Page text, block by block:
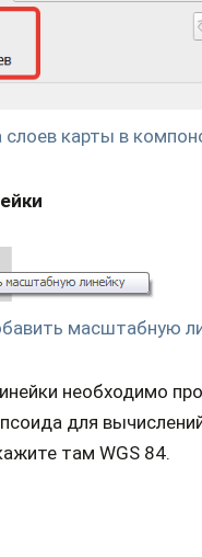
слоев карты в
масштабную
необходимо
для
там WGS 84.